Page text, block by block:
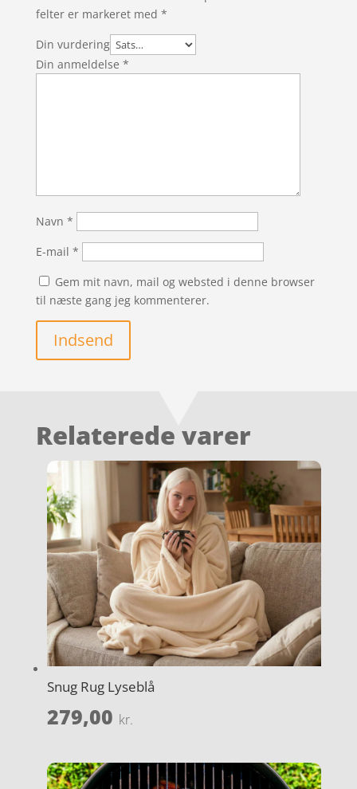
felter er markeret med *
Din vurdering
Din anmeldelse *
Navn *
E-mail *
Gem mit navn, mail og websted i denne browser
til næste gang jeg kommenterer.
Indsend
Relaterede varer
Snug Rug Lyseblå
279,00 kr.